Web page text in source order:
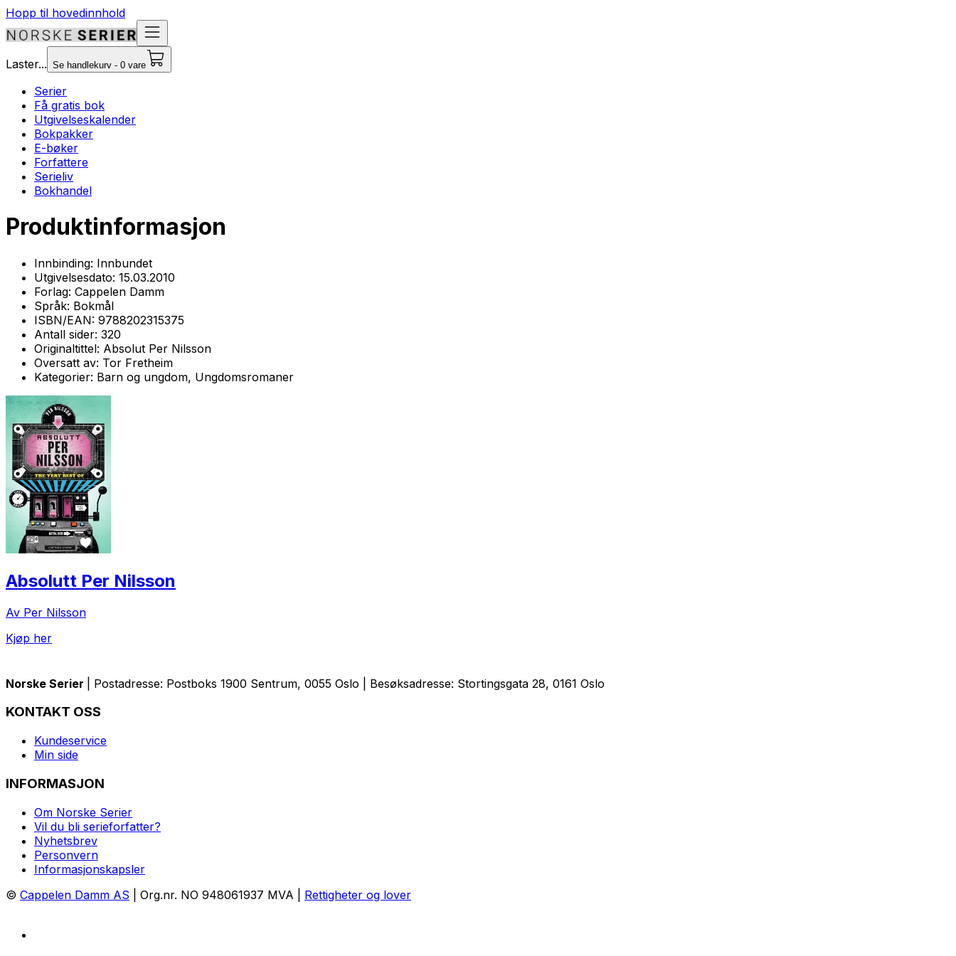
Hopp til hovedinnhold
Laster... Se handlekurv - 0 vare
Serier
Få gratis bok
Utgivelseskalender
Bokpakker
E-bøker
Forfattere
Serieliv
Bokhandel
Produktinformasjon
Innbinding: Innbundet
Utgivelsesdato: 15.03.2010
Forlag: Cappelen Damm
Språk: Bokmål
ISBN/EAN: 9788202315375
Antall sider: 320
Originaltittel: Absolut Per Nilsson
Oversatt av: Tor Fretheim
Kategorier: Barn og ungdom, Ungdomsromaner
Absolutt Per Nilsson
Av Per Nilsson
Kjøp her
Norske Serier | Postadresse: Postboks 1900 Sentrum, 0055 Oslo | Besøksadresse: Stortingsgata 28, 0161 Oslo
KONTAKT OSS
Kundeservice
Min side
INFORMASJON
Om Norske Serier
Vil du bli serieforfatter?
Nyhetsbrev
Personvern
Informasjonskapsler
© Cappelen Damm AS | Org.nr. NO 948061937 MVA | Rettigheter og lover